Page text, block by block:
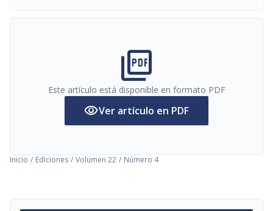
picture_as_pdf
Este artículo está disponible en formato PDF
visibilityVer artículo en PDF
Inicio / Ediciones / Volumen 22 / Número 4